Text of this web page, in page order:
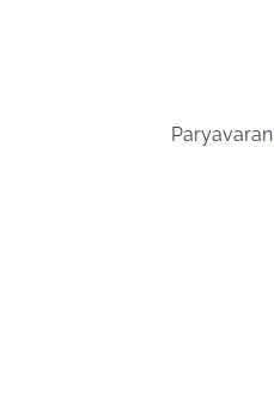
Paryavaran